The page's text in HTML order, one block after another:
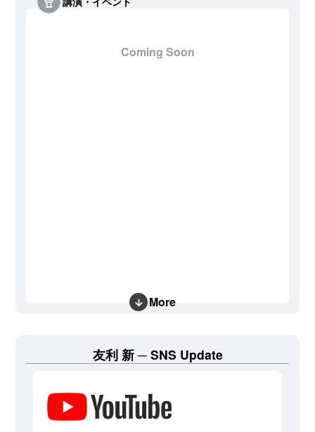
Coming Soon
More
友利 新 SNS Update